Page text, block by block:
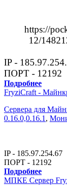
https://
12/
IP -
ПОРТ - 12192
Подробнее
FryziCraft -
Сервера для
0.16.0,0.16.1 ,
IP - 185.97.254.67
ПОРТ - 12192
Подробнее
МПКЕ Сервер